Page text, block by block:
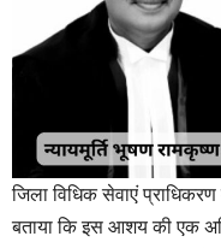
जिला विधिक सेवाएं
बताया कि इस आशय की एक